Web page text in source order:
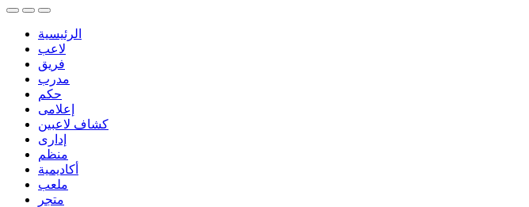
الرئيسية
لاعب
فريق
مدرب
حكم
إعلامى
كشاف لاعبين
إدارى
منظم
أكاديمية
ملعب
متجر